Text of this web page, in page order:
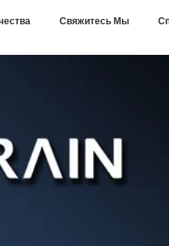
Свяжитесь Мы